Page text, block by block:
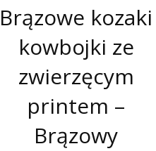
Brązowe kozaki
kowbojki ze
zwierzęcym
printem –
Brązowy